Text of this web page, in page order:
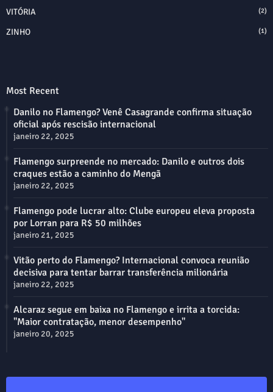
VITÓRIA (2)
ZINHO (1)
Most Recent
Danilo no Flamengo? Venê Casagrande confirma situação
oficial após rescisão internacional
janeiro 22, 2025
Flamengo surpreende no mercado: Danilo e outros dois
craques estão a caminho do Mengã
janeiro 22, 2025
Flamengo pode lucrar alto: Clube europeu eleva proposta
por Lorran para R$ 50 milhões
janeiro 21, 2025
Vitão perto do Flamengo? Internacional convoca reunião
decisiva para tentar barrar transferência milionária
janeiro 22, 2025
Alcaraz segue em baixa no Flamengo e irrita a torcida:
"Maior contratação, menor desempenho"
janeiro 20, 2025